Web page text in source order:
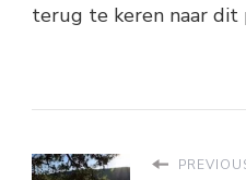
terug te keren naar dit